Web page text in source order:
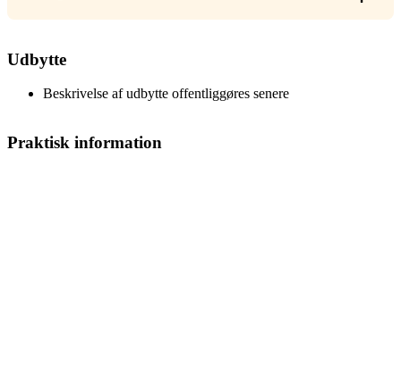
Udbytte
Beskrivelse af udbytte offentliggøres senere
Praktisk information